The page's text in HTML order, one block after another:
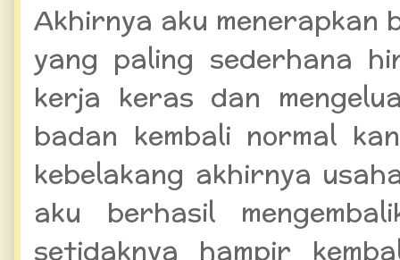
Akhirnya aku menerapkan
yang paling sederhana
kerja keras dan
badan kembali normal
kebelakang akhirnya
aku berhasil
setidaknya hampir